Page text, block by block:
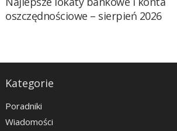
oszczędnościowe – sierpień 2026
Kategorie
Poradniki
Wiadomości